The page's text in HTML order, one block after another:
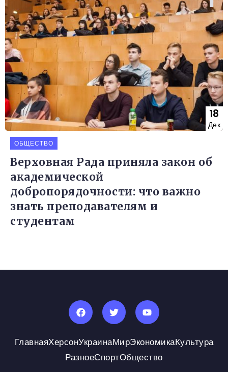
18
Дек
ОБЩЕСТВО
Верховная Рада приняла закон об
академической
добропорядочности: что важно
знать преподавателям и
студентам
ГлавнаяХерсонУкраинаМирЭкономикаКультура
РазноеСпортОбщество